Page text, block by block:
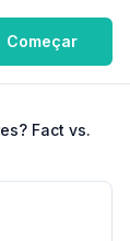
Começar
Fact vs.